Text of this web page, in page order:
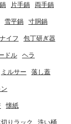
片手鍋 両手鍋
雪平鍋 寸胴鍋
イフ 包丁研ぎ器
ドル ヘラ
ミルサー 落し蓋
懐紙
りラック 洗い桶